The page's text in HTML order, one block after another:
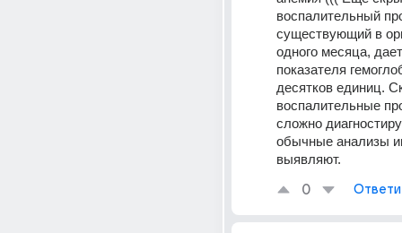
воспалительный
существующий в
одного месяца,
показателя
десятков единиц.
воспалительные
сложно
обычные анализы
выявляют.
0